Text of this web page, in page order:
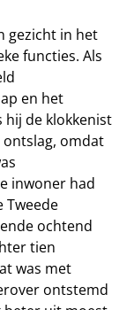
gezicht in het
functies. Als
en het
hij de klokkenist
ontslag, omdat
inwoner had
Tweede
ochtend
tien
was met
ontstemd